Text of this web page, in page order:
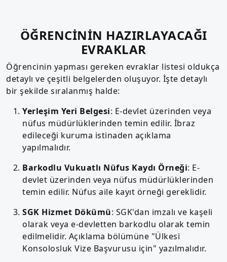
ÖĞRENCİNİN HAZIRLAYACAĞI
EVRAKLAR
Öğrencinin yapması gereken evraklar listesi oldukça
detaylı ve çeşitli belgelerden oluşuyor. İşte detaylı
bir şekilde sıralanmış halde:
Yerleşim Yeri Belgesi: E-devlet üzerinden veya
nüfus müdürlüklerinden temin edilir. İbraz
edileceği kuruma istinaden açıklama
yapılmalıdır.
Barkodlu Vukuatlı Nüfus Kaydı Örneği: E-
devlet üzerinden veya nüfus müdürlüklerinden
temin edilir. Nüfus aile kayıt örneği gereklidir.
SGK Hizmet Dökümü: SGK'dan imzalı ve kaşeli
olarak veya e-devletten barkodlu olarak temin
edilmelidir. Açıklama bölümüne "Ülkesi
Konsolosluk Vize Başvurusu için" yazılmalıdır.